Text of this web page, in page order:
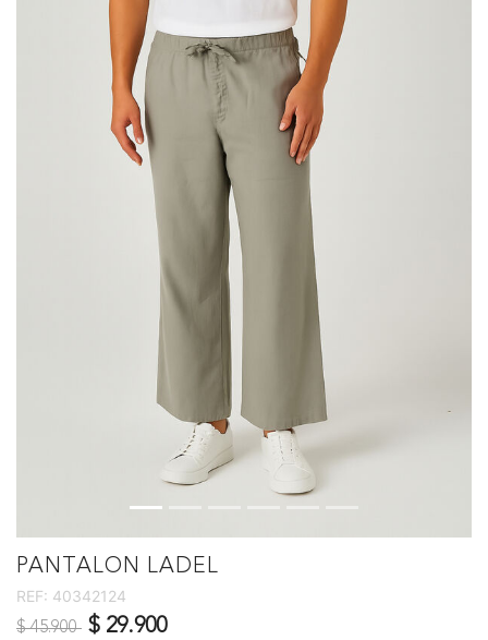
PANTALON LADEL
REF: 40342124
Precio reducido de
$ 45.900 a$ 29.900